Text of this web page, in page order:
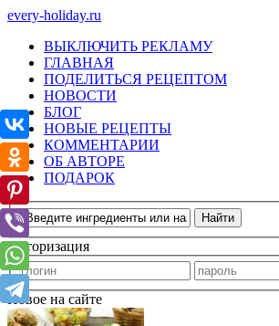
every-holiday.ru
ВЫКЛЮЧИТЬ РЕКЛАМУ
ГЛАВНАЯ
ПОДЕЛИТЬСЯ РЕЦЕПТОМ
НОВОСТИ
БЛОГ
НОВЫЕ РЕЦЕПТЫ
КОММЕНТАРИИ
ОБ АВТОРЕ
ПОДАРОК
Авторизация
Новое на сайте